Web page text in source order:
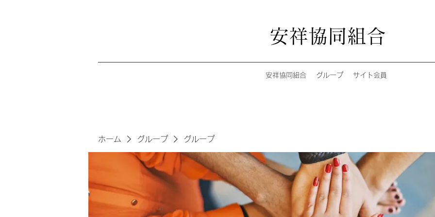
安祥協同組合
安祥協同組合 グループ サイト会員
ホーム グループ グループ